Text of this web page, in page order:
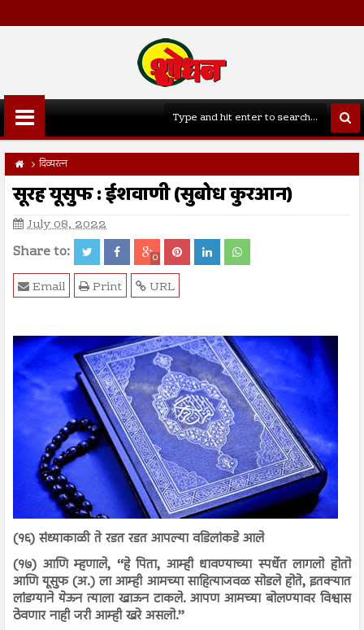
दिव्यरत्न
सूरह यूसुफ : ईशवाणी (सुबोध कुरआन)
July 08, 2022
Share to: 0
URL
Print
Email
(१६) संध्याकाळी ते रडत रडत आपल्या वडिलांकडे आले
(१७) आणि म्हणाले, ‘‘हे पिता, आम्ही धावण्याच्या स्पर्धेत लागलो होतो
आणि यूसुफ (अ.) ला आम्ही आमच्या साहित्याजवळ सोडले होते, इतक्यात
लांडग्याने येऊन त्याला खाऊन टाकले. आपण आमच्या बोलण्यावर विश्वास
ठेवणार नाही जरी आम्ही खरे असलो.’’